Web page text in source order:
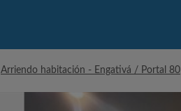
Arriendo habitación - Engativá / Portal 80